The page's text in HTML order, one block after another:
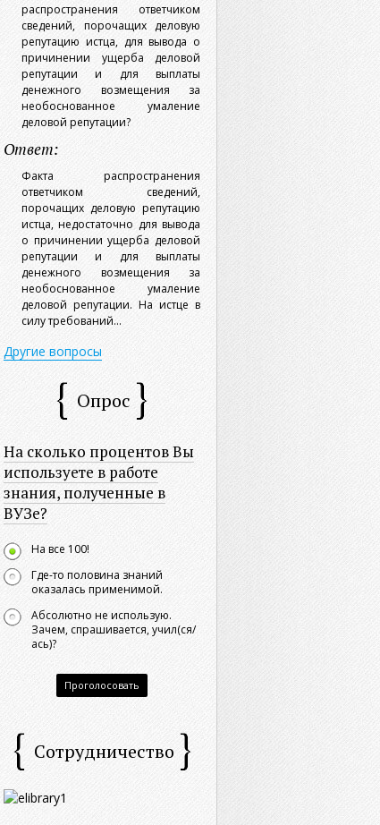
распространения ответчиком
сведений, порочащих деловую
репутацию истца, для вывода о
причинении ущерба деловой
репутации и для выплаты
денежного возмещения за
необоснованное умаление
деловой репутации?
Ответ:
Факта распространения
ответчиком сведений,
порочащих деловую репутацию
истца, недостаточно для вывода
о причинении ущерба деловой
репутации и для выплаты
денежного возмещения за
необоснованное умаление
деловой репутации. На истце в
силу требований...
Другие вопросы
Опрос
На сколько процентов Вы
используете в работе
знания, полученные в
ВУЗе?
На все 100!
Где-то половина знаний
оказалась применимой.
Абсолютно не использую.
Зачем, спрашивается, учил(ся/
ась)?
Проголосовать
Сотрудничество